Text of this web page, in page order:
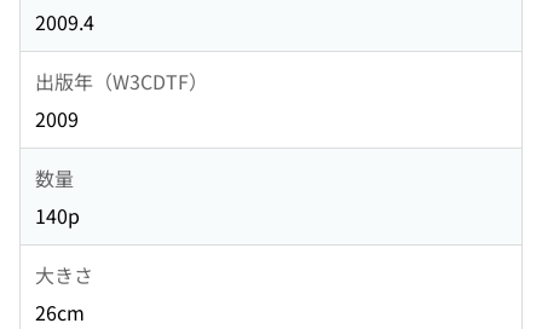
2009.4
出版年（W3CDTF）
2009
数量
140p
大きさ
26cm